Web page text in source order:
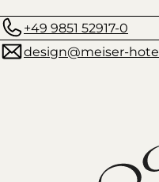
+49 9851 52917-0
design@meiser-